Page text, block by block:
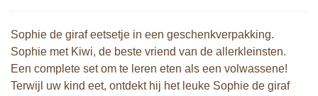
Sophie de giraf eetsetje in een geschenkverpakking.
Sophie met Kiwi, de beste vriend van de allerkleinsten.
Een complete set om te leren eten als een volwassene!
Terwijl uw kind eet, ontdekt hij het leuke Sophie de giraf